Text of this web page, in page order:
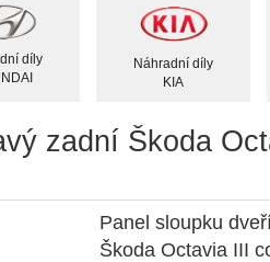
díly
Náhradní díly
KIA
zadní Škoda
Panel sloupku
Škoda Octavia III